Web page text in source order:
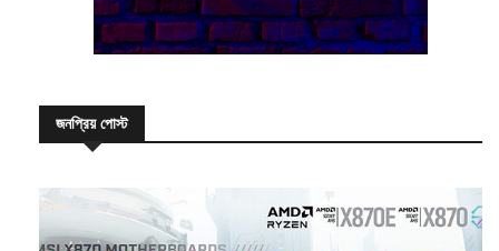
জনপ্রিয় পোস্ট